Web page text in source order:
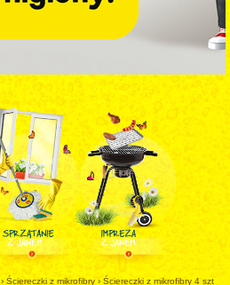
› Ściereczki z mikrofibry › Ściereczki z mikrofibry 4 szt